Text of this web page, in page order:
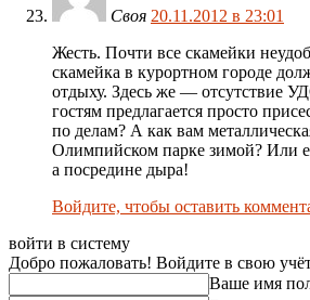
Своя 20.11.2012 в 23:01
Жесть. Почти все скамейки
скамейка в курортном городе
отдыху. Здесь же — отсутствие
гостям предлагается просто
по делам? А как вам
Олимпийском парке зимой? Или
а посредине дыра!
Войдите, чтобы оставить
войти в систему
Добро пожаловать! Войдите в свою
Ваше имя